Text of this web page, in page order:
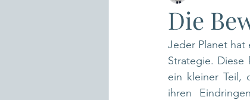
Die
Jeder Planet hat
Strategie. Diese
ein kleiner Teil,
ihren